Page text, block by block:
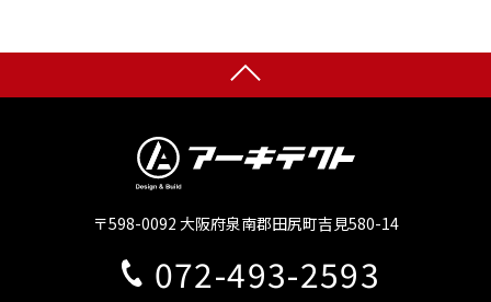
〒598-0092 大阪府泉南郡田尻町吉見580-14
072-493-2593